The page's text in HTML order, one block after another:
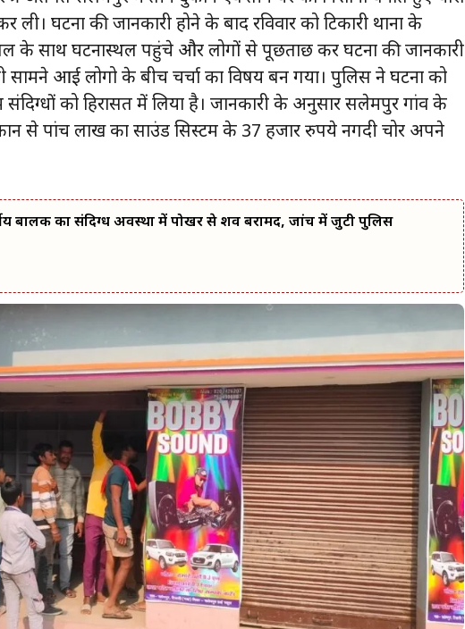
घटना की जानकारी होने के बाद रविवार को टिकारी थाना के
के साथ घटनास्थल पहुंचे और लोगों से पूछताछ कर घटना की जानकारी
आई लोगो के बीच चर्चा का विषय बन गया। पुलिस ने घटना को
को हिरासत में लिया है। जानकारी के अनुसार सलेमपुर गांव के
दुकान से पांच लाख का साउंड सिस्टम के 37 हजार रुपये नगदी चोर अपने
बालक का संदिग्ध अवस्था में पोखर से शव बरामद, जांच में जुटी पुलिस